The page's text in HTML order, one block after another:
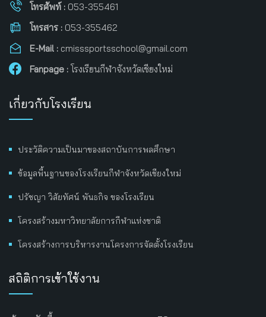
โทรศัพท์ : 053-355461
โทรสาร : 053-355462
E-Mail : cmisssportsschool@gmail.com
Fanpage : โรงเรียนกีฬาจังหวัดเชียงใหม่
เกี่ยวกับโรงเรียน
ประวัติความเป็นมาของสถาบันการพลศึกษา
ข้อมูลพื้นฐานของโรงเรียนกีฬาจังหวัดเชียงใหม่
ปรัชญา วิสัยทัศน์ พันธกิจ ของโรงเรียน
โครงสร้างมหาวิทยาลัยการกีฬาแห่งชาติ
โครงสร้างการบริหารงานโครงการจัดตั้งโรงเรียน
สถิติการเข้าใช้งาน